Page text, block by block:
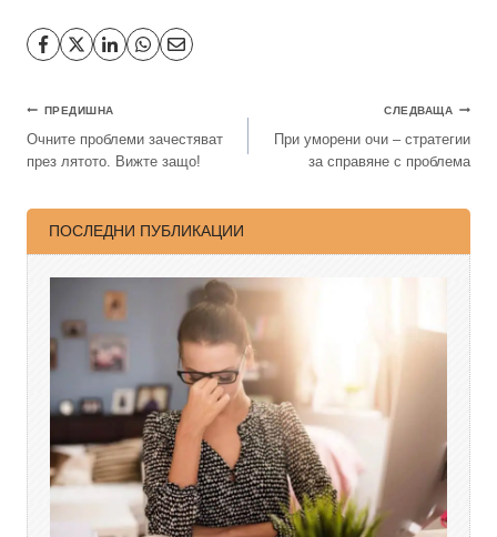
ПРЕДИШНА
Очните проблеми зачестяват
през лятото. Вижте защо!
СЛЕДВАЩА
При уморени очи – стратегии
за справяне с проблема
ПОСЛЕДНИ ПУБЛИКАЦИИ